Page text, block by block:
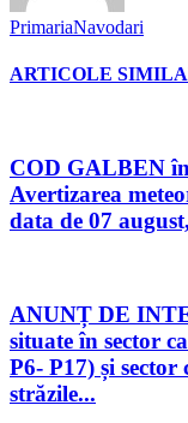
PrimariaNavodari
ARTICOLE
COD GALBEN
Avertizarea
data de 07
ANUNȚ DE
situate în sector
P6- P17) și
străzile...